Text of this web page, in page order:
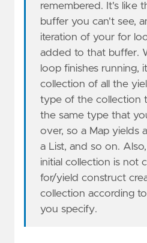
remembered. It's like
buffer you can't see,
iteration of your for
added to that buffer.
loop finishes running,
collection of all the
type of the collection
the same type that
over, so a Map yields
a List, and so on.
initial collection is not
for/yield construct
collection according
you specify.